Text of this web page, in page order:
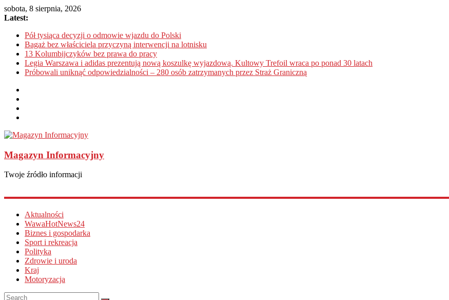
sobota, 8 sierpnia, 2026
Latest:
Pół tysiąca decyzji o odmowie wjazdu do Polski
Bagaż bez właściciela przyczyną interwencji na lotnisku
13 Kolumbijczyków bez prawa do pracy
Legia Warszawa i adidas prezentują nową koszulkę wyjazdową. Kultowy Trefoil wraca po ponad 30 latach
Próbowali uniknąć odpowiedzialności – 280 osób zatrzymanych przez Straż Graniczną
Magazyn Informacyjny
Twoje źródło informacji
Aktualności
WawaHotNews24
Biznes i gospodarka
Sport i rekreacja
Polityka
Zdrowie i uroda
Kraj
Motoryzacja